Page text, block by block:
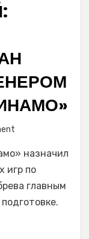
с
шайбой:
хабаровский
Иван
назначил
игр по
главным